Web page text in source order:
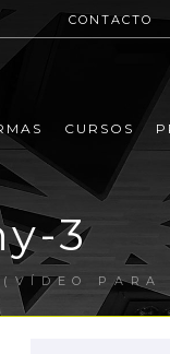
CONTACTO
CURSOS
3
PARA